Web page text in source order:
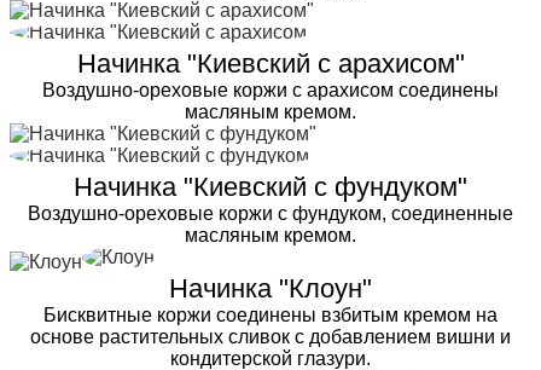
Начинка "Киевский с арахисом"
Воздушно-ореховые коржи с арахисом соединены
масляным кремом.
Начинка "Киевский с фундуком"
Воздушно-ореховые коржи с фундуком, соединенные
масляным кремом.
Начинка "Клоун"
Бисквитные коржи соединены взбитым кремом на
основе растительных сливок с добавлением вишни и
кондитерской глазури.